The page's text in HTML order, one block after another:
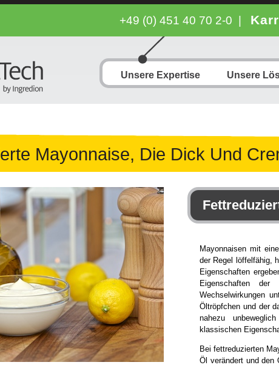
+49 (0) 451 40 70 2-0
Unsere Expertise Unsere
Mayonnaise, Die Dick Und
Mayonnaisen mit
der Regel löffelfähig,
Eigenschaften
Eigenschaften der
Wechselwirkungen
Öltröpfchen und der
nahezu
klassischen
Bei fettreduzierten
Öl verändert und den